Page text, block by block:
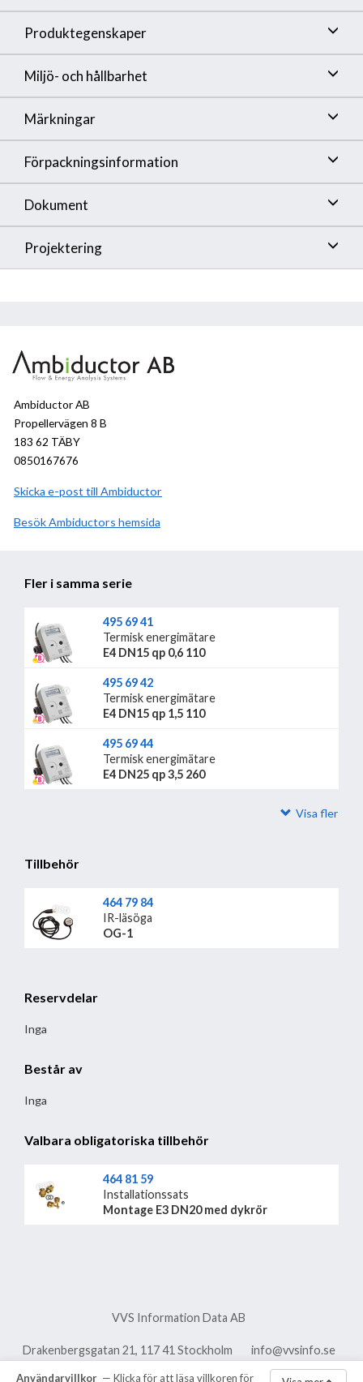
Produktegenskaper
Miljö- och hållbarhet
Märkningar
Förpackningsinformation
Dokument
Projektering
Ambiductor AB
Propellervägen 8 B
183 62 TÄBY
0850167676
Skicka e-post till Ambiductor
BesökAmbiductor hemsida
Fler i samma serie
495 69 41
Termisk energimätare
E4 DN15 qp 0,6 110
495 69 42
Termisk energimätare
E4 DN15 qp 1,5 110
495 69 44
Termisk energimätare
E4 DN25 qp 3,5 260
Visa fler
Tillbehör
464 79 84
IR-läsöga
OG-1
Reservdelar
Inga
Består av
Inga
Valbara obligatoriska tillbehör
464 81 59
Installationssats
Montage E3 DN20 med dykrör
Användarvillkor — Klicka för att läsa villkoren för
VVS Information Data AB
Drakenbergsgatan 21, 117 41 Stockholm info@vvsinfo.se